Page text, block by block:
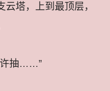
塔，上到最顶层，
许抽……”